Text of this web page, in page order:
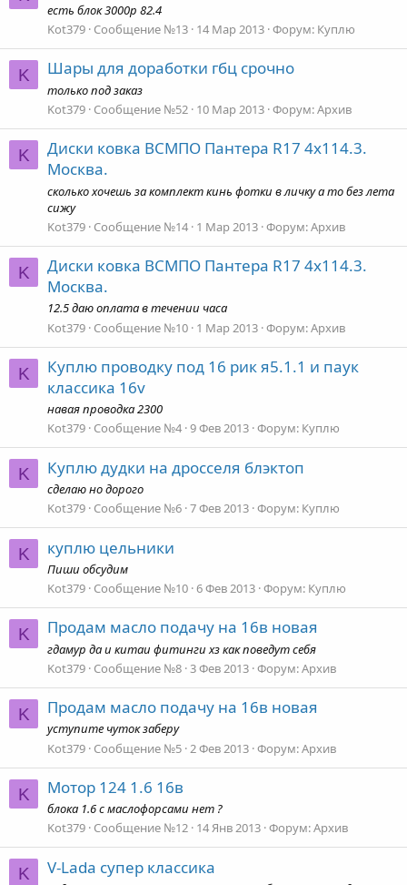
есть блок 3000р 82.4
Kot379 Сообщение №13 14 Мар 2013 Форум: Куплю
K Шары для доработки гбц срочно
только под заказ
Kot379 Сообщение №52 10 Мар 2013 Форум:Архив
K
Диски ковка ВСМПО Пантера R17 4x114.3.
Москва.
сколько хочешь за комплект кинь фотки в личку а то без лета
сижу
Kot379 Сообщение №14 1 Мар 2013 Форум:Архив
K
Диски ковка ВСМПО Пантера R17 4x114.3.
Москва.
12.5 даю оплата в течении часа
Kot379 Сообщение №10 1 Мар 2013 Форум:Архив
K
Куплю проводку под 16 рик я5.1.1 и паук
классика 16v
навая проводка 2300
Kot379 Сообщение №4 9 Фев 2013 Форум: Куплю
K Куплю дудки на дросселя блэктоп
сделаю но дорого
Kot379 Сообщение №6 7 Фев 2013 Форум: Куплю
K куплю цельники
Пиши обсудим
Kot379 Сообщение №10 6 Фев 2013 Форум: Куплю
K Продам масло подачу на 16в новая
гдамур да и китаи фитинги хз как поведут себя
Kot379 Сообщение №8 3 Фев 2013 Форум:Архив
K Продам масло подачу на 16в новая
уступите чуток заберу
Kot379 Сообщение №5 2 Фев 2013 Форум:Архив
K Мотор 124 1.6 16в
блока 1.6 с маслофорсами нет ?
Kot379 Сообщение №12 14 Янв 2013 Форум:Архив
K V-Lada супер классика